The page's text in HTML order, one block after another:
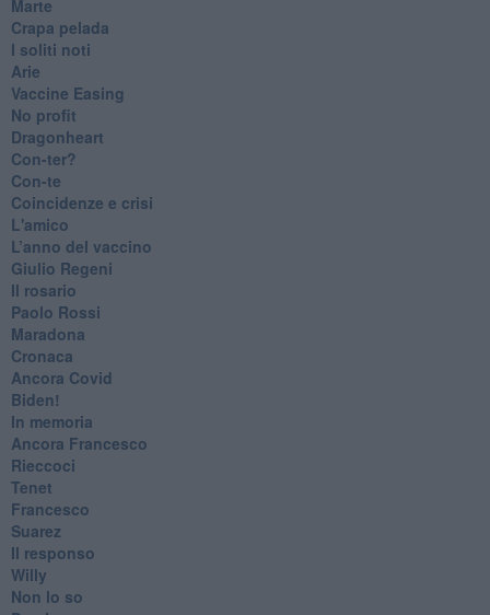
Marte
​Crapa pelada
​I soliti noti
Arie
​Vaccine Easing
No profit
Dragonheart
Con-ter?
​Con-te
Coincidenze e crisi
L'amico
​L’anno del vaccino
Giulio Regeni
​Il rosario
Paolo Rossi
Maradona
Cronaca
​Ancora Covid
​Biden!
In memoria
​Ancora Francesco
Rieccoci
Tenet
Francesco
Suarez
​Il responso
Willy
Non lo so